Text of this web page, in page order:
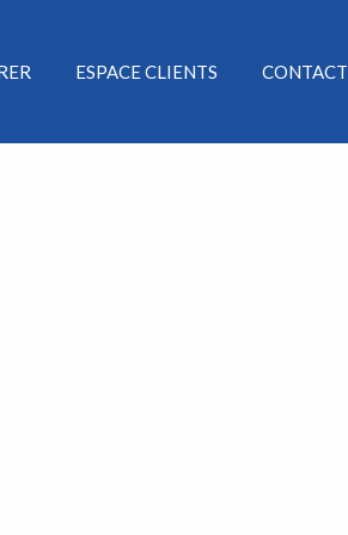
ESPACE CLIENTS CONTACT